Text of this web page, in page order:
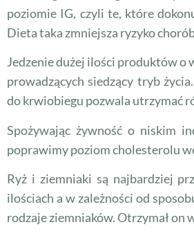
poziomie IG, czyli te, które
Dieta taka zmniejsza ryzyko
Jedzenie dużej ilości produktów o
prowadzących siedzący tryb
do krwiobiegu pozwala utrzymać
Spożywając żywność o niskim
poprawimy poziom cholesterolu
Ryż i ziemniaki są najbardziej
ilościach a w zależności od
rodzaje ziemniaków. Otrzymał on